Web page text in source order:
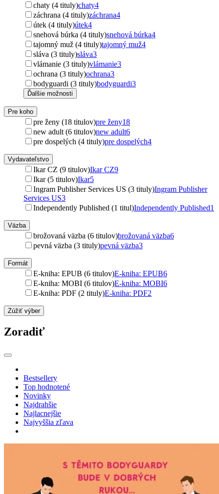
chaty (4 tituly)chaty4
záchrana (4 tituly)záchrana4
útek (4 tituly)útek4
snehová búrka (4 tituly)snehová búrka4
tajomný muž (4 tituly)tajomný muž4
sláva (3 tituly)sláva3
vlámanie (3 tituly)vlámanie3
ochrana (3 tituly)ochrana3
bodyguardi (3 tituly)bodyguardi3
Ďalšie možnosti
Pre koho
pre ženy (18 titulov)pre ženy18
new adult (6 titulov)new adult6
pre dospelých (4 tituly)pre dospelých4
Vydavateľstvo
Ikar CZ (9 titulov)Ikar CZ9
Ikar (5 titulov)Ikar5
Ingram Publisher Services US (3 tituly)Ingram Publisher
Services US3
Independently Published (1 titul)Independently Published1
Väzba
brožovaná väzba (6 titulov)brožovaná väzba6
pevná väzba (3 tituly)pevná väzba3
Formát
E-kniha: EPUB (6 titulov)E-kniha: EPUB6
E-kniha: MOBI (6 titulov)E-kniha: MOBI6
E-kniha: PDF (2 tituly)E-kniha: PDF2
Zúžiť výber
Zoradiť
Bestsellery
Top hodnotené
Novinky
Najdrahšie
Najlacnejšie
Najvyššia zľava